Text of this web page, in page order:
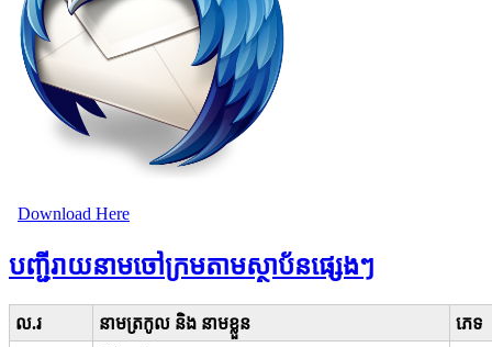
Download Here
បញ្ជីរាយនាមចៅក្រមតាមស្ថាប័នផ្សេងៗ
ល.រ នាមត្រកូល និង នាមខ្លួន
ភេទ